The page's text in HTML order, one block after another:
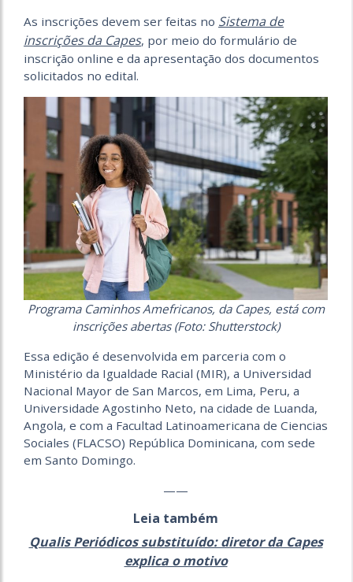
As inscrições devem ser feitas no Sistema de
inscrições da Capes, por meio do formulário de
inscrição online e da apresentação dos documentos
solicitados no edital.
Programa Caminhos Amefricanos, da Capes, está com
inscrições abertas (Foto: Shutterstock)
Essa edição é desenvolvida em parceria com o
Ministério da Igualdade Racial (MIR), a Universidad
Nacional Mayor de San Marcos, em Lima, Peru, a
Universidade Agostinho Neto, na cidade de Luanda,
Angola, e com a Facultad Latinoamericana de Ciencias
Sociales (FLACSO) República Dominicana, com sede
em Santo Domingo.
——
Leia também
Qualis Periódicos substituído: diretor da Capes
explica o motivo